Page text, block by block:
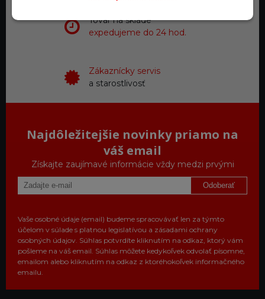
Tovar na sklade
expedujeme do 24 hod.
Zákaznícky servis
a starostlivosť
Najdôležitejšie novinky priamo na
váš email
Získajte zaujímavé informácie vždy medzi prvými
Odoberať
Vaše osobné údaje (email) budeme spracovávať len za týmto
účelom v súlade s platnou legislatívou a zásadami ochrany
osobných údajov. Súhlas potvrdíte kliknutím na odkaz, ktorý vám
pošleme na váš email. Súhlas môžete kedykoľvek odvolať písomne,
emailom alebo kliknutím na odkaz z ktoréhokoľvek informačného
emailu.